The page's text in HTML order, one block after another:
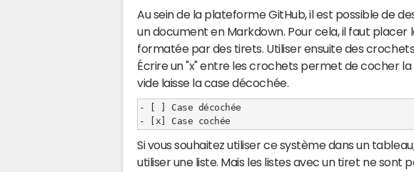
Au sein de la plateforme GitHub, il est possible de
un document en Markdown. Pour cela, il faut placer
formatée par des tirets. Utiliser ensuite des
Écrire un "x" entre les crochets permet de cocher la
vide laisse la case décochée.
- [ ] Case décochée
Si vous souhaitez utiliser ce système dans un
utiliser une liste. Mais les listes avec un tiret ne sont